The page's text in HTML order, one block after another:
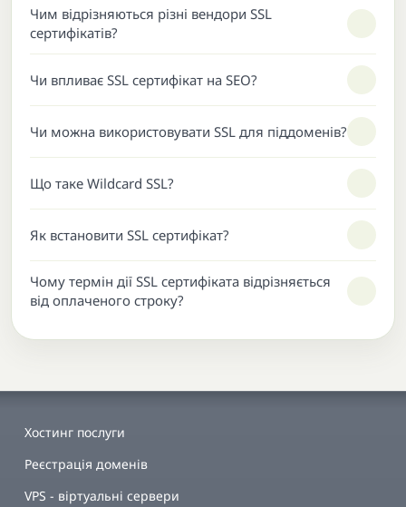
Чим відрізняються різні вендори SSL
сертифікатів?
Чи впливає SSL сертифікат на SEO?
Чи можна використовувати SSL для піддоменів?
Що таке Wildcard SSL?
Як встановити SSL сертифікат?
Чому термін дії SSL сертифіката відрізняється
від оплаченого строку?
Хостинг послуги
Реєстрація доменів
VPS - віртуальні сервери